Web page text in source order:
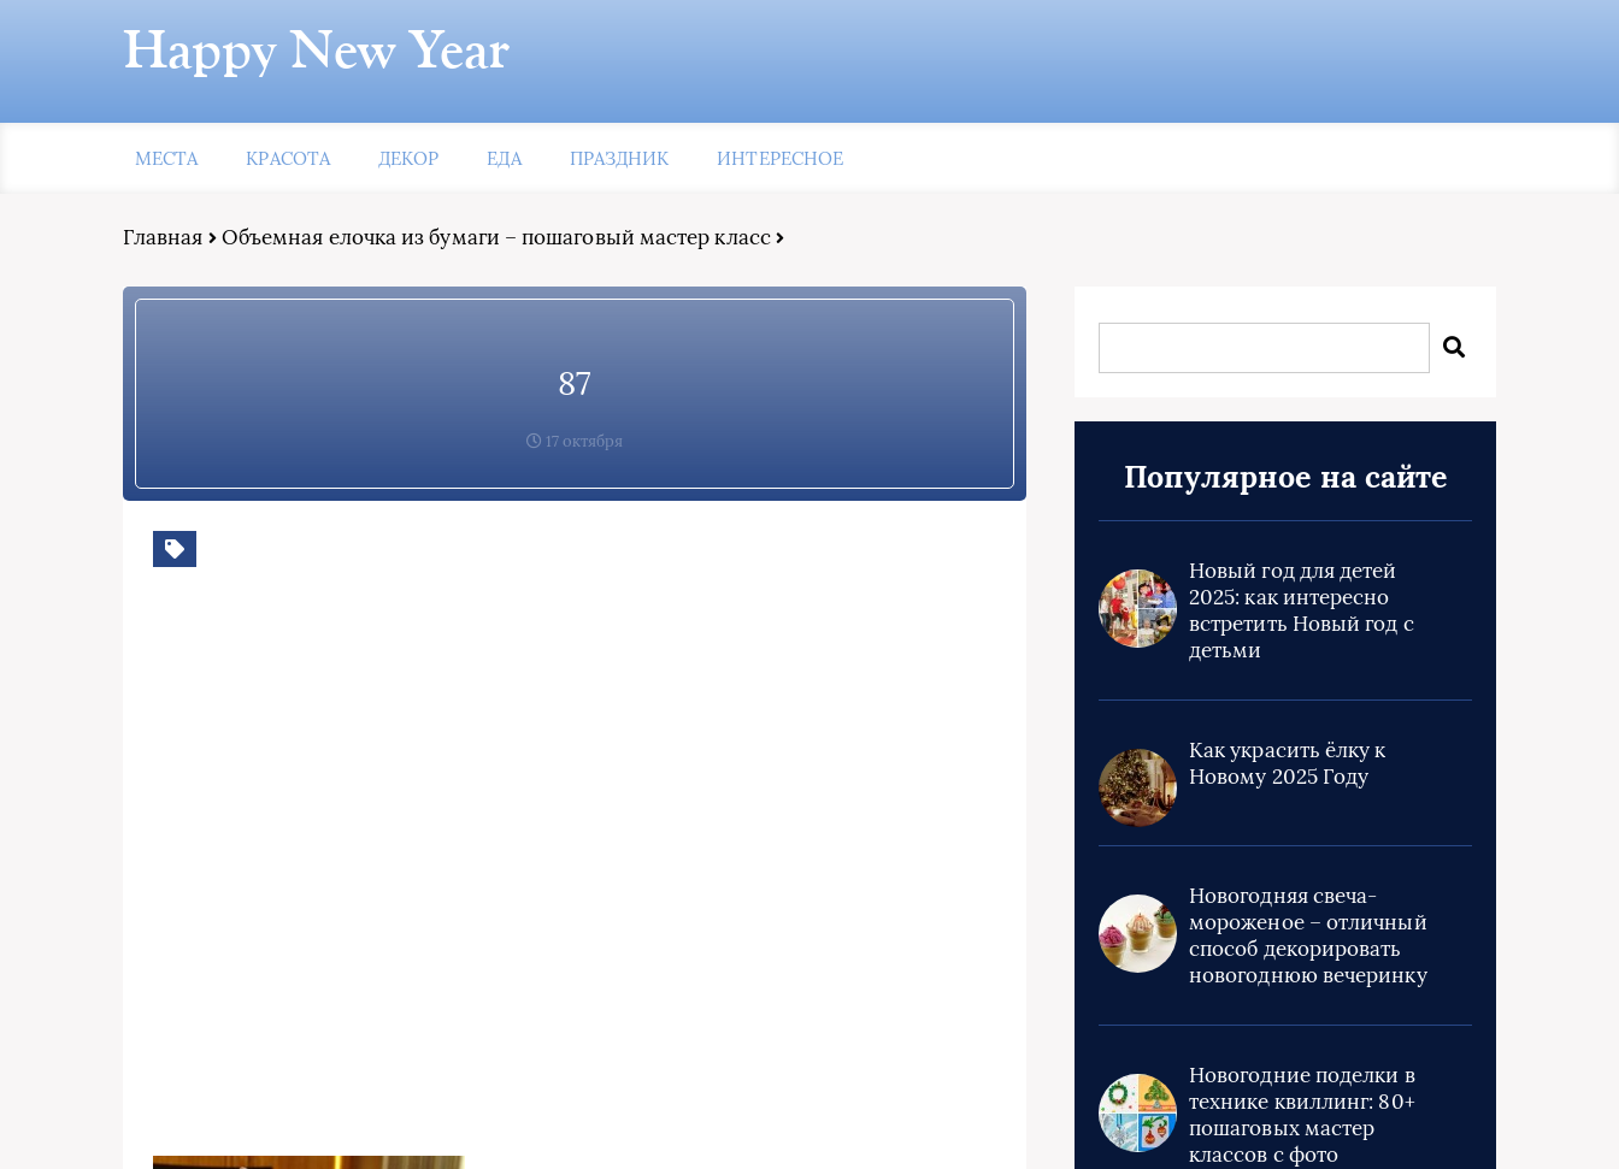
Happy New Year
МЕСТА КРАСОТА ДЕКОР ЕДА ПРАЗДНИК ИНТЕРЕСНОЕ
Главная Объемная елочка из бумаги – пошаговый мастер класс
87
17 октября
Популярное на сайте
Новый год для детей
2025: как интересно
встретить Новый год с
детьми
Как украсить ёлку к
Новому 2025 Году
Новогодняя свеча-
мороженое – отличный
способ декорировать
новогоднюю вечеринку
Новогодние поделки в
технике квиллинг: 80+
пошаговых мастер
классов с фото